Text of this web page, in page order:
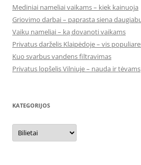
Mediniai nameliai vaikams – kiek kainuoja
Griovimo darbai – paprasta siena
Vaikų nameliai – ką dovanoti vaikams
Privatus darželis Klaipėdoje – vis
Kuo svarbus vandens filtravimas
Privatus lopšelis Vilniuje – nauda ir tėvams
KATEGORIJOS
Kategorijos